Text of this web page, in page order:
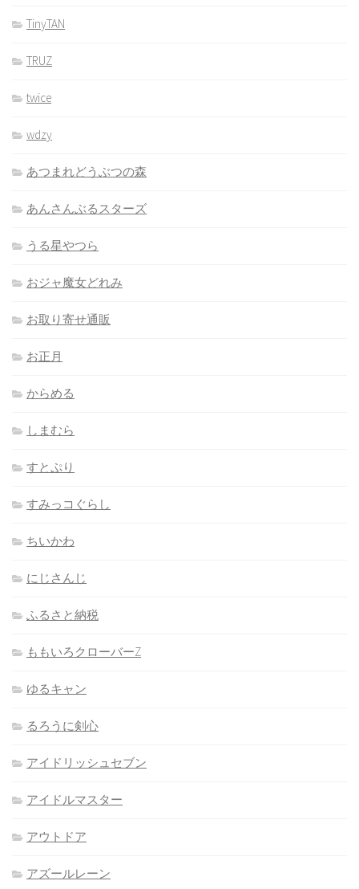
TinyTAN
TRUZ
twice
wdzy
あつまれどうぶつの森
あんさんぶるスターズ
うる星やつら
おジャ魔女どれみ
お取り寄せ通販
お正月
からめる
しまむら
すとぷり
すみっコぐらし
ちいかわ
にじさんじ
ふるさと納税
ももいろクローバーZ
ゆるキャン
るろうに剣心
アイドリッシュセブン
アイドルマスター
アウトドア
アズールレーン